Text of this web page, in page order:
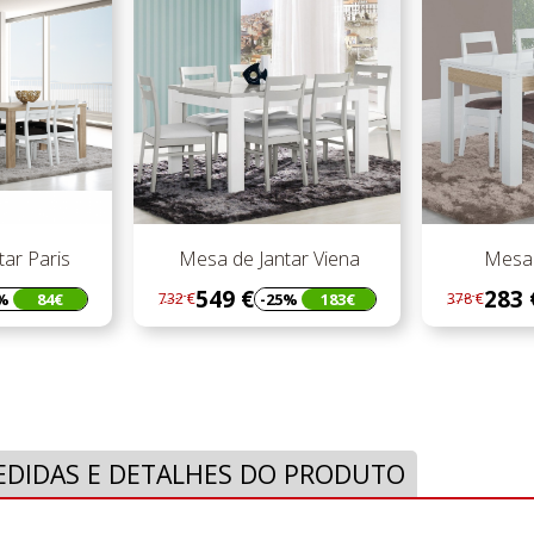
Jantar Viena
€ -25%
Mesa Jan. Chiado
Regular
preço
378 €283 €
Preço -25%
E DETALHES DO PRODUTO